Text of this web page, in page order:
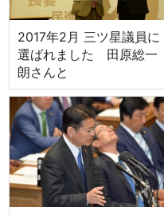
2017年2月 三ツ星議員に
選ばれました 田原総一
朗さんと